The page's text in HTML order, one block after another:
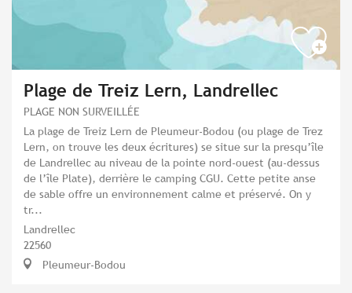
Plage de Treiz Lern, Landrellec
PLAGE NON SURVEILLÉE
La plage de Treiz Lern de Pleumeur-Bodou (ou plage de Trez
Lern, on trouve les deux écritures) se situe sur la presqu’île
de Landrellec au niveau de la pointe nord-ouest (au-dessus
de l’île Plate), derrière le camping CGU. Cette petite anse
de sable offre un environnement calme et préservé. On y
tr...
Landrellec
22560
Pleumeur-Bodou